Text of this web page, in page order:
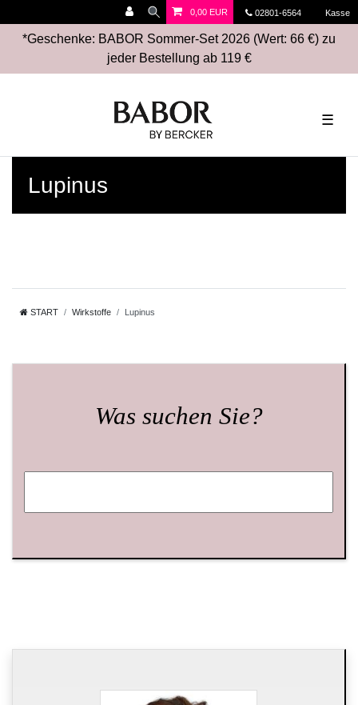
02801-6564 Kasse
0,00 EUR
*Geschenke: BABOR Sommer-Set 2026 (Wert: 66 €) zu
jeder Bestellung ab 119 €
☰
Lupinus
START Wirkstoffe Lupinus
Was suchen Sie?